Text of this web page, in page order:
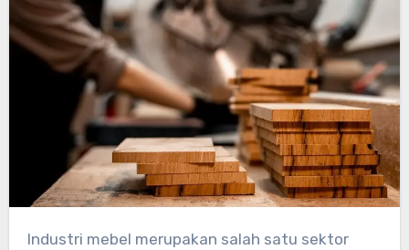
Industri mebel merupakan salah satu sektor